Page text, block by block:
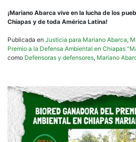
¡Mariano Abarca vive en la lucha de los
Chiapas y de toda América Latina!
Publicada en Justicia para Mariano Abarca,
Premio a la Defensa Ambiental en Chiapas
como Defensoras y defensores, Mariano